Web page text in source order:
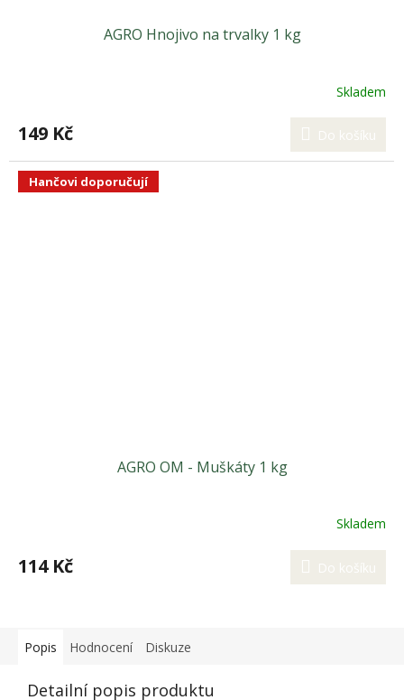
AGRO Hnojivo na trvalky 1 kg
Skladem
149 Kč Do košíku
Hančovi doporučují
AGRO OM - Muškáty 1 kg
Skladem
114 Kč Do košíku
Popis Hodnocení Diskuze
Detailní popis produktu